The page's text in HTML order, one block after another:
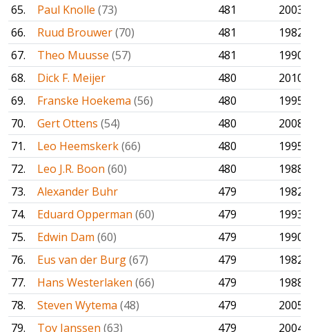
65. Paul Knolle (73) 481
2003
66.
Ruud Brouwer(70) 481
1982
67.
Theo Muusse (57) 481
1990
68.
Dick F. Meijer 480
2010
69.
Franske Hoekema (56) 480
1995
70.
Gert Ottens (54) 480
2008
71.
Leo Heemskerk(66) 480
1995
72.
Leo J.R. Boon (60) 480
1988
73.
Alexander Buhr 479
1982
74.
Eduard Opperman (60) 479
1993
75.
Edwin Dam (60) 479
1990
76.
Eus van der Burg(67) 479
1982
77.
Hans Westerlaken (66) 479
1988
78.
Steven Wytema (48) 479
2005
79.
Toy Janssen (63) 479
2004